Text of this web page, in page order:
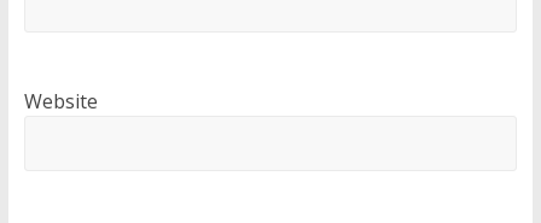
Website